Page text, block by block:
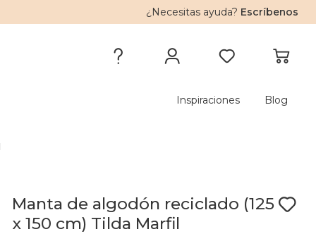
¿Necesitas ayuda? Escríbenos
Inspiraciones Blog
Manta de algodón reciclado (125
x 150 cm) Tilda Marfil